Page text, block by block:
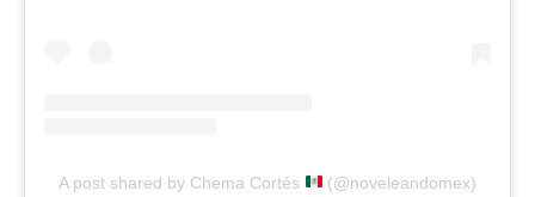
A post shared by Chema Cortés (@noveleandomex)